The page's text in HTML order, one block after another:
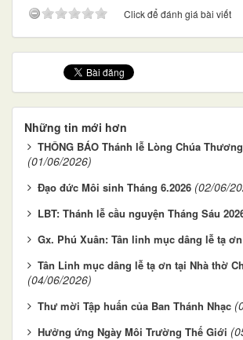
Click để đánh giá bài viết
Những tin mới hơn
THÔNG BÁO Thánh lễ Lòng Chúa
(01/06/2026)
Đạo đức Môi sinh Tháng 6.2026 (02/06/
LBT: Thánh lễ cầu nguyện Tháng Sáu
Gx. Phú Xuân: Tân linh mục dâng lễ tạ ơn
Tân Linh mục dâng lễ tạ ơn tại Nhà thờ
(04/06/2026)
Thư mời Tập huấn của Ban Thánh Nhạc
Hưởng ứng Ngày Môi Trường Thế Giới